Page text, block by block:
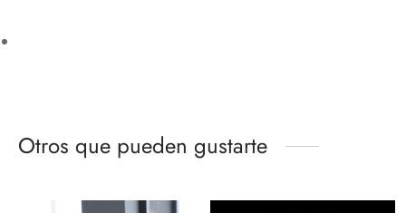
Otros que pueden gustarte